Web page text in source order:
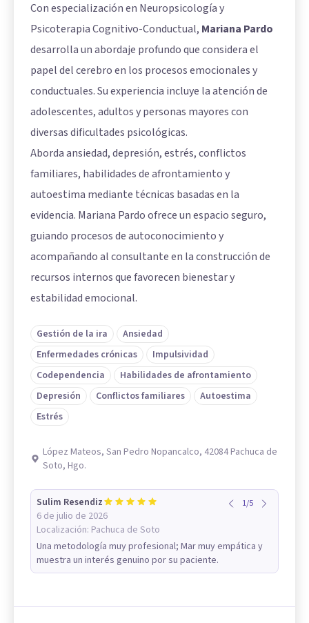
Con especialización en Neuropsicología y
Psicoterapia Cognitivo-Conductual, Mariana Pardo
desarrolla un abordaje profundo que considera el
papel del cerebro en los procesos emocionales y
conductuales. Su experiencia incluye la atención de
adolescentes, adultos y personas mayores con
diversas dificultades psicológicas.
Aborda ansiedad, depresión, estrés, conflictos
familiares, habilidades de afrontamiento y
autoestima mediante técnicas basadas en la
evidencia. Mariana Pardo ofrece un espacio seguro,
guiando procesos de autoconocimiento y
acompañando al consultante en la construcción de
recursos internos que favorecen bienestar y
estabilidad emocional.
Gestión de la ira
Ansiedad
Enfermedades crónicas
Impulsividad
Codependencia
Habilidades de afrontamiento
Depresión
Conflictos familiares
Autoestima
Estrés
López Mateos, San Pedro Nopancalco, 42084 Pachuca de
Soto, Hgo.
Sulim Resendiz
6 de julio de 2026
Localización: Pachuca de Soto
1/5
Una metodología muy profesional; Mar muy empática y
muestra un interés genuino por su paciente.